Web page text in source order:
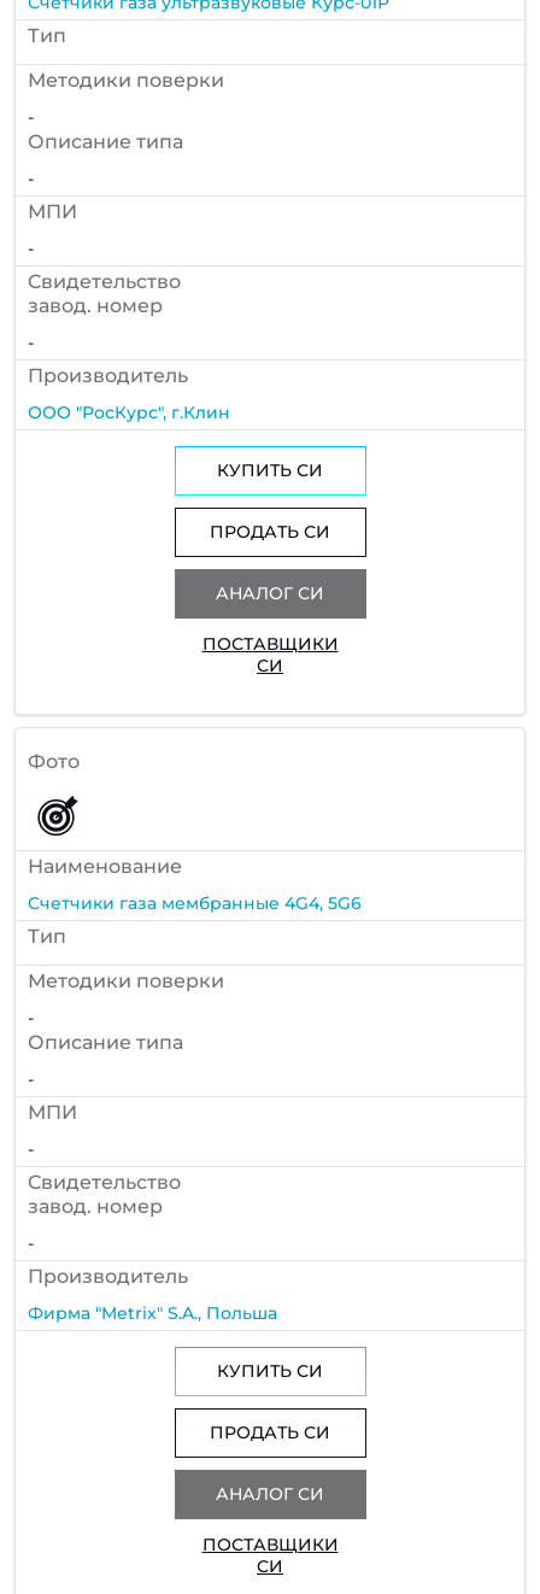
Тип
Методики поверки
-
Описание типа
-
МПИ
-
Cвидетельство
завод. номер
-
Производитель
ООО "РосКурс", г.Клин
КУПИТЬ СИ
ПРОДАТЬ СИ
АНАЛОГ СИ
ПОСТАВЩИКИ
СИ
Фото
Наименование
Счетчики газа мембранные 4G4, 5G6
Тип
Методики поверки
-
Описание типа
-
МПИ
-
Cвидетельство
завод. номер
-
Производитель
Фирма "Metrix" S.A., Польша
КУПИТЬ СИ
ПРОДАТЬ СИ
АНАЛОГ СИ
ПОСТАВЩИКИ
СИ